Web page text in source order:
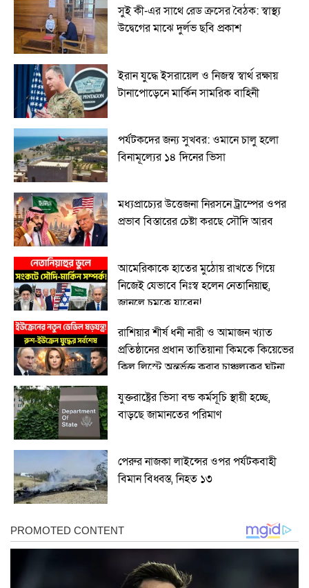
সুই কী-এর সাথে রেড ক্রসের বৈঠক: স্বাস্থ্য
উদ্বেগের মাঝে দুর্লভ ছবি প্রকাশ
ইরান যুদ্ধে ইসরায়েল ও নিজস্ব স্বার্থ রক্ষায়
টানাপোড়েনে মার্কিন সামরিক বাহিনী
পর্যটকদের জন্য সুখবর: ওমানে চালু হলো
বিনামূল্যের ১৪ দিনের ভিসা
মধ্যপ্রাচ্যের উত্তেজনা নিরসনে ট্রাম্পের ওপর
প্রভাব বিস্তারের চেষ্টা করছে সৌদি আরব
আমেরিকাকে হাতের মুঠোয় রাখতে গিয়ে
নিজেই যেভাবে নিঃস্ব হলেন নেতানিয়াহু,
জানলে চমকে যাবেন!
রাশিয়ার শীর্ষ ধনী নারী ও আমাজন খ্যাত
প্রতিষ্ঠানের প্রধান তাতিয়ানা কিমকে কিয়েভের
কিল লিস্টে অন্তর্ভুক্ত করার চাঞ্চল্যকর ঘটনা
যুক্তরাষ্ট্রের ভিসা বন্ড কর্মসূচি স্থায়ী হচ্ছে,
বাড়ছে জামানতের পরিমাণ
পেরুর নাজকা লাইন্সের ওপর পর্যটকবাহী
বিমান বিধ্বস্ত, নিহত ১৩